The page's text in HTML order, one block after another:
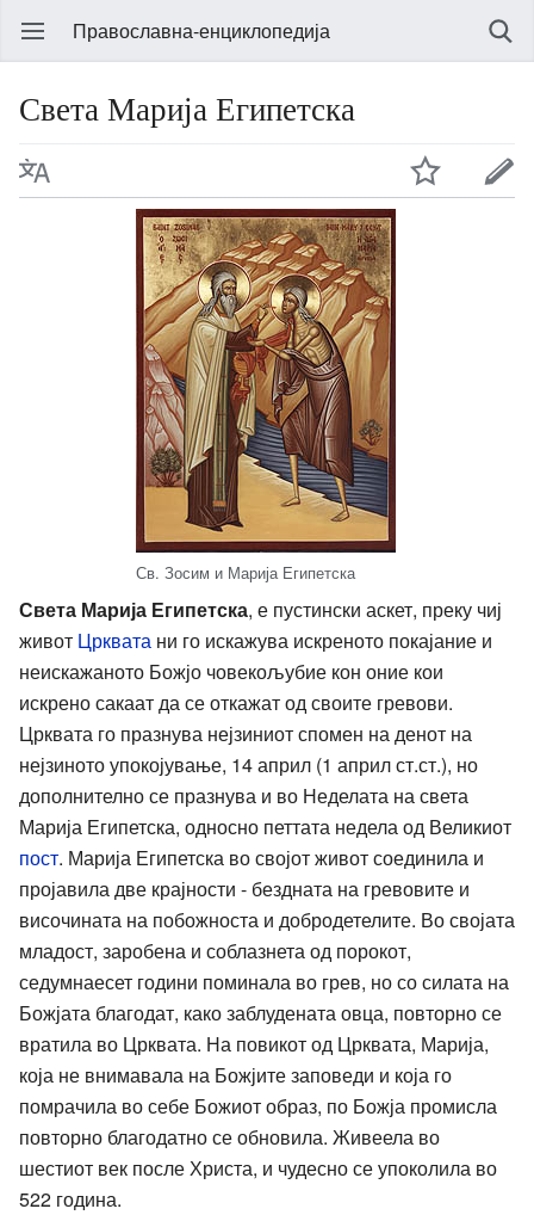
Православна-енциклопедија
Света Марија Египетска
Св. Зосим и Марија Египетска
Света Марија Египетска, е пустински аскет, преку чиј
живот Црквата ни го искажува искреното покајание и
неискажаното Божјо човекољубие кон оние кои
искрено сакаат да се откажат од своите гревови.
Црквата го празнува нејзиниот спомен на денот на
нејзиното упокојување, 14 април (1 април ст.ст.), но
дополнително се празнува и во Неделата на света
Марија Египетска, односно петтата недела од Великиот
пост. Марија Египетска во својот живот соединила и
пројавила две крајности - бездната на гревовите и
височината на побожноста и добродетелите. Во својата
младост, заробена и соблазнета од порокот,
седумнаесет години поминала во грев, но со силата на
Божјата благодат, како заблудената овца, повторно се
вратила во Црквата. На повикот од Црквата, Марија,
која не внимавала на Божјите заповеди и која го
помрачила во себе Божиот образ, по Божја промисла
повторно благодатно се обновила. Живеела во
шестиот век после Христа, и чудесно се упоколила во
522 година.